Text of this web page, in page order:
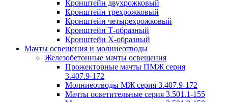
Кронштейн двухрожковый
Кронштейн трехрожковый
Кронштейн четырехрожковый
Кронштейн Т-образный
Кронштейн Х-образный
Мачты освещения и молниеотводы
Железобетонные мачты освещения
Прожекторные мачты ПМЖ серия
3.407.9-172
Молниеотводы МЖ серия 3.407.9-172
Мачты осветительные серия 3.501.1-155